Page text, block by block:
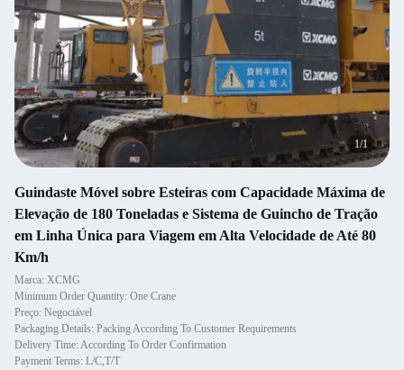
1/1
Guindaste Móvel sobre Esteiras com Capacidade Máxima de
Elevação de 180 Toneladas e Sistema de Guincho de Tração
em Linha Única para Viagem em Alta Velocidade de Até 80
Km/h
Marca: XCMG
Minimum Order Quantity: One Crane
Preço: Negociável
Packaging Details: Packing According To Customer Requirements
Delivery Time: According To Order Confirmation
Payment Terms: L/C,T/T